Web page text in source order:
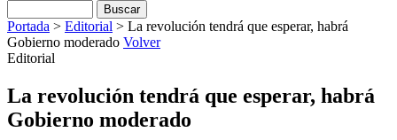
Portada > Editorial > La revolución tendrá que esperar, habrá
Gobierno moderado Volver
Editorial
La revolución tendrá que esperar, habrá
Gobierno moderado